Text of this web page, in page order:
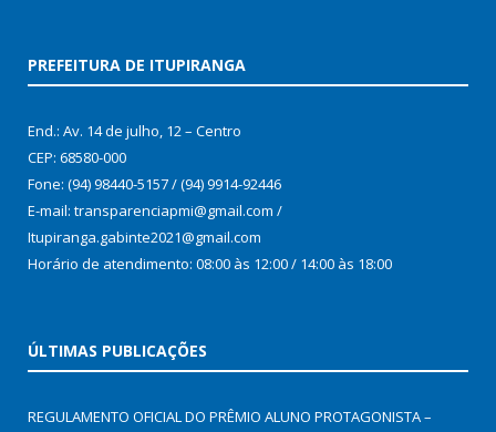
PREFEITURA DE ITUPIRANGA
End.: Av. 14 de julho, 12 – Centro
CEP: 68580-000
Fone: (94) 98440-5157 / (94) 9914-92446
E-mail: transparenciapmi@gmail.com /
Itupiranga.gabinte2021@gmail.com
Horário de atendimento: 08:00 às 12:00 / 14:00 às 18:00
ÚLTIMAS PUBLICAÇÕES
REGULAMENTO OFICIAL DO PRÊMIO ALUNO PROTAGONISTA –